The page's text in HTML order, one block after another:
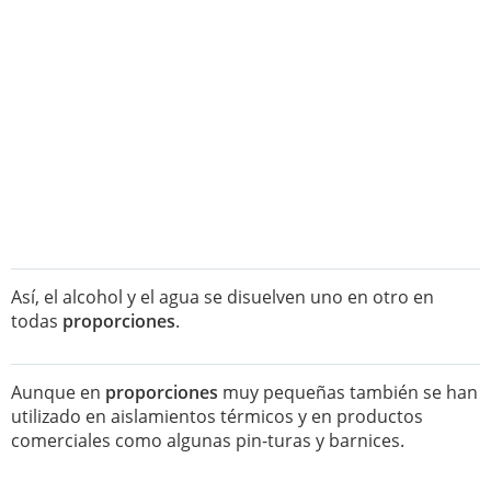
Así, el alcohol y el agua se disuelven uno en otro en
todas proporciones.
Aunque en proporciones muy pequeñas también se han
utilizado en aislamientos térmicos y en productos
comerciales como algunas pin-turas y barnices.